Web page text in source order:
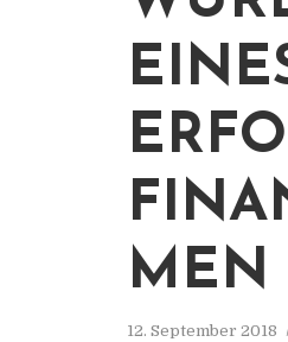
MEN
12. September 2018